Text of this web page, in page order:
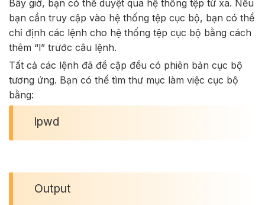
Bây giờ, bạn có thể duyệt qua hệ thống tệp từ xa. Nếu
bạn cần truy cập vào hệ thống tệp cục bộ, bạn có thể
chỉ định các lệnh cho hệ thống tệp cục bộ bằng cách
thêm “l” trước câu lệnh.
Tất cả các lệnh đã đề cập đều có phiên bản cục bộ
tương ứng. Bạn có thể tìm thư mục làm việc cục bộ
bằng:
lpwd
Output